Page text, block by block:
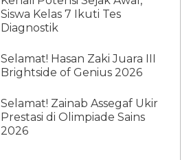
Siswa Kelas 7 Ikuti Tes
Diagnostik
Selamat! Hasan Zaki Juara III
Brightside of Genius 2026
Selamat! Zainab Assegaf Ukir
Prestasi di Olimpiade Sains
2026